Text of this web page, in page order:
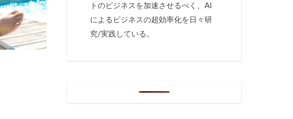
トのビジネスを加速させるべく、AI
によるビジネスの超効率化を日々研
究/実践している。